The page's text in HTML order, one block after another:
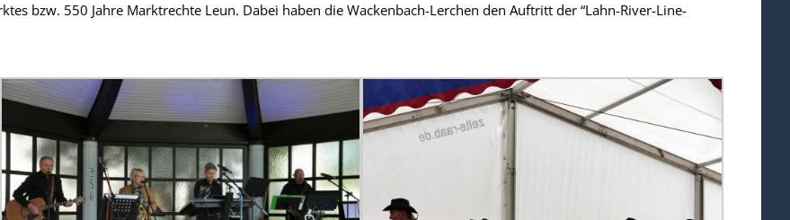
bzw. 550 Jahre Marktrechte Leun. Dabei haben die Wackenbach-Lerchen den Auftritt der “Lahn-River-Line-